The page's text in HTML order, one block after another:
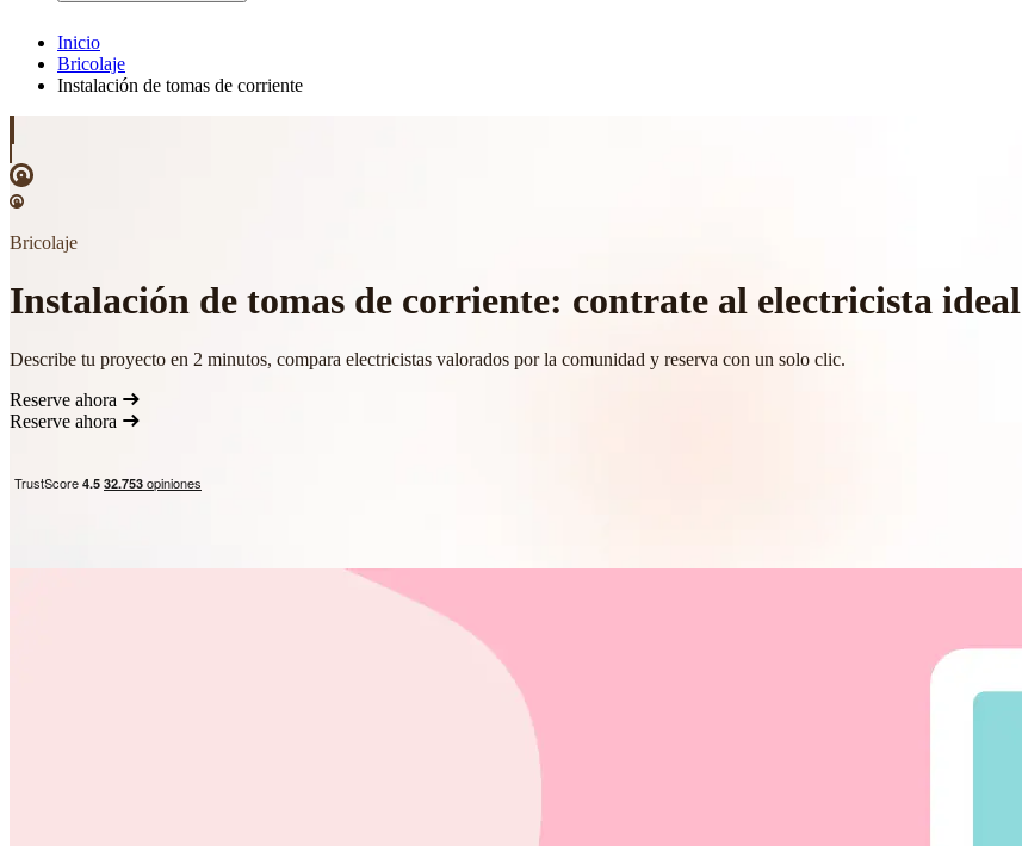
Inicio
Bricolaje
Instalación de tomas de corriente
Bricolaje
Instalación de tomas de corriente: contrate al electricista ideal
Describe tu proyecto en 2 minutos, compara electricistas valorados por la comunidad y reserva con un solo clic.
Reserve ahora
Reserve ahora